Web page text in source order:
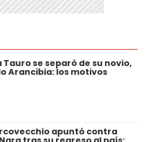
Tauro se separó de su novio,
Arancibia: los motivos
apuntó contra